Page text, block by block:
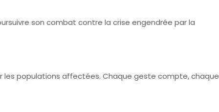
son combat contre la crise engendrée par la
les populations affectées. Chaque geste compte, chaque